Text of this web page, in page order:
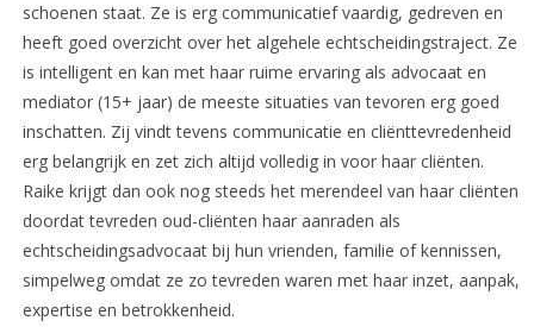
schoenen staat. Ze is erg communicatief vaardig, gedreven en
heeft goed overzicht over het algehele echtscheidingstraject. Ze
is intelligent en kan met haar ruime ervaring als advocaat en
mediator (15+ jaar) de meeste situaties van tevoren erg goed
inschatten. Zij vindt tevens communicatie en cliënttevredenheid
erg belangrijk en zet zich altijd volledig in voor haar cliënten.
Raike krijgt dan ook nog steeds het merendeel van haar cliënten
doordat tevreden oud-cliënten haar aanraden als
echtscheidingsadvocaat bij hun vrienden, familie of kennissen,
simpelweg omdat ze zo tevreden waren met haar inzet, aanpak,
expertise en betrokkenheid.